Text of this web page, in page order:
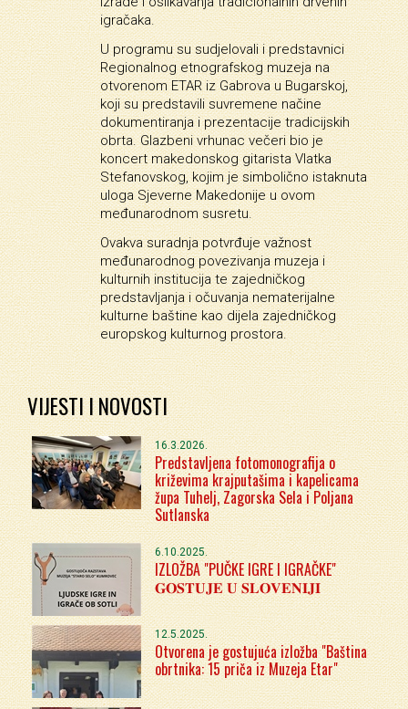
igračaka.
U programu su sudjelovali i predstavnici
Regionalnog etnografskog muzeja na
otvorenom ETAR iz Gabrova u Bugarskoj,
koji su predstavili suvremene načine
dokumentiranja i prezentacije tradicijskih
obrta. Glazbeni vrhunac večeri bio je
koncert makedonskog gitarista Vlatka
Stefanovskog, kojim je simbolično istaknuta
uloga Sjeverne Makedonije u ovom
međunarodnom susretu.
Ovakva suradnja potvrđuje važnost
međunarodnog povezivanja muzeja i
kulturnih institucija te zajedničkog
predstavljanja i očuvanja nematerijalne
kulturne baštine kao dijela zajedničkog
europskog kulturnog prostora.
VIJESTI I NOVOSTI
16.3.2026.
Predstavljena fotomonografija o
križevima krajputašima i kapelicama
župa Tuhelj, Zagorska Sela i Poljana
Sutlanska
6.10.2025.
IZLOŽBA "PUČKE IGRE I IGRAČKE"
𝐆𝐎𝐒𝐓𝐔𝐉𝐄 𝐔 𝐒𝐋𝐎𝐕𝐄𝐍𝐈𝐉𝐈
12.5.2025.
Otvorena je gostujuća izložba "Baština
obrtnika: 15 priča iz Muzeja Etar"